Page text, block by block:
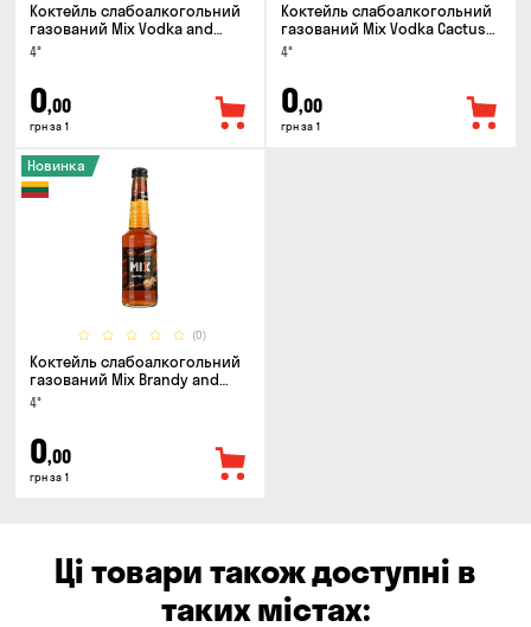
Коктейль слабоалкогольний
газований Mix Vodka and
Watermelon 0.33л
4°
0,00
грн за 1
Коктейль слабоалкогольний
газований Mix Vodka Cactus
and Green Apple 0.33л
4°
0,00
грн за 1
(0)
Новинка
Коктейль слабоалкогольний
газований Mix Brandy and
Cola 0.33л
4°
0,00
грн за 1
Ці товари також доступні в
таких містах: